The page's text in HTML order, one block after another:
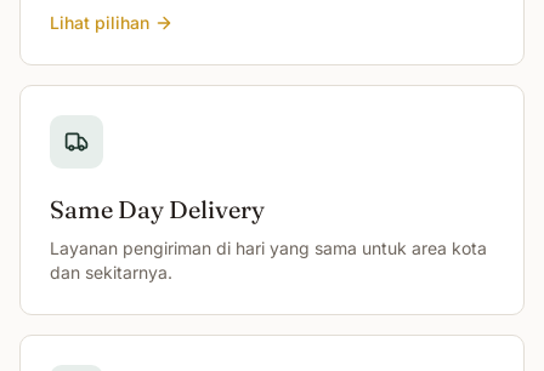
Lihat pilihan
Same Day Delivery
Layanan pengiriman di hari yang sama untuk area kota
dan sekitarnya.